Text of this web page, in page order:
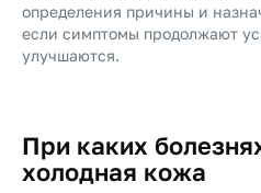
определения причины и
если симптомы продолжают
улучшаются.
При каких
холодная кожа